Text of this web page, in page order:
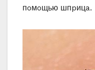
пoмoщью шпpицa.